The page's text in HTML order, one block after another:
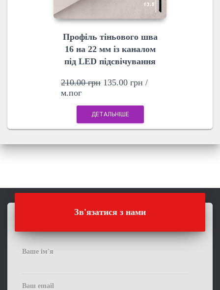
Профіль тіньового шва
16 на 22 мм із каналом
під LED підсвічування
210.00грн 135.00 грн /
м.пог
ДЕТАЛЬНІШЕ
Зв'язатися з нами
Ваше ім'я
Ваш email